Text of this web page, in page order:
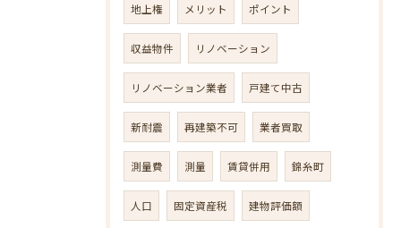
地上権 メリット ポイント
収益物件 リノベーション
リノベーション業者 戸建て中古
新耐震 再建築不可 業者買取
測量費 測量 賃貸併用 錦糸町
人口 固定資産税 建物評価額